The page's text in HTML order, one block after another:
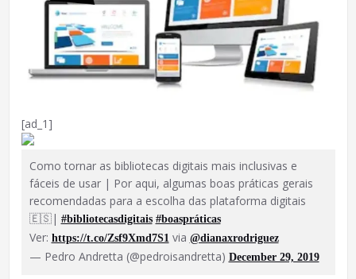
[ad_1]
Como tornar as bibliotecas digitais mais inclusivas e
fáceis de usar | Por aqui, algumas boas práticas gerais
recomendadas para a escolha das plataforma digitais
🇪🇸| #bibliotecasdigitais #boaspráticas
Ver: https://t.co/Zsf9Xmd7S1 via @dianaxrodriguez
— Pedro Andretta (@pedroisandretta) December 29, 2019